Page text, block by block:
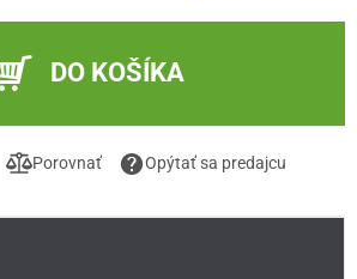
DO KOŠÍKA
Porovnať Opýtať sa predajcu